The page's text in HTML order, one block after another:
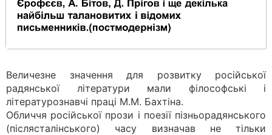
Величезне значення для розвитку російської
радянської літератури мали філософські і
літературознавчі праці М.М. Бахтіна.
Обличчя російської прози і поезії пізньорадянського
(післясталінського) часу визначав не тільки